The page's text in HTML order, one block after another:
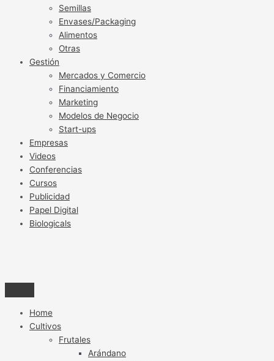
Semillas
Envases/Packaging
Alimentos
Otras
Gestión
Mercados y Comercio
Financiamiento
Marketing
Modelos de Negocio
Start-ups
Empresas
Videos
Conferencias
Cursos
Publicidad
Papel Digital
Biologicals
Home
Cultivos
Frutales
Arándano